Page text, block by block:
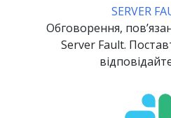
SERVER
Обговорення,
Server Fault.